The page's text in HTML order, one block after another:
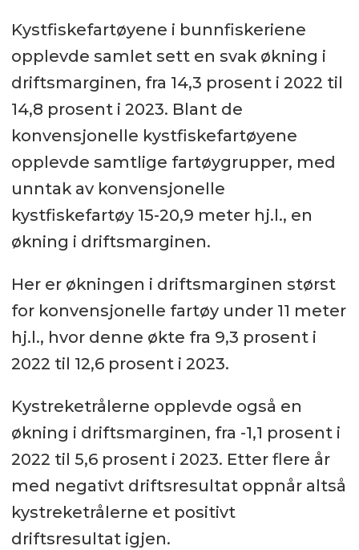
Kystfiskefartøyene i bunnfiskeriene
opplevde samlet sett en svak økning i
driftsmarginen, fra 14,3 prosent i 2022 til
14,8 prosent i 2023. Blant de
konvensjonelle kystfiskefartøyene
opplevde samtlige fartøygrupper, med
unntak av konvensjonelle
kystfiskefartøy 15-20,9 meter hj.l., en
økning i driftsmarginen.
Her er økningen i driftsmarginen størst
for konvensjonelle fartøy under 11 meter
hj.l., hvor denne økte fra 9,3 prosent i
2022 til 12,6 prosent i 2023.
Kystreketrålerne opplevde også en
økning i driftsmarginen, fra -1,1 prosent i
2022 til 5,6 prosent i 2023. Etter flere år
med negativt driftsresultat oppnår altså
kystreketrålerne et positivt
driftsresultat igjen.